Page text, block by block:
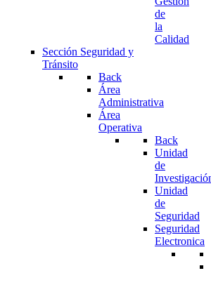
de
la
Calidad
Sección Seguridad y
Tránsito
Back
Área
Administrativa
Área
Operativa
Back
Unidad
de
Unidad
de
Seguridad
Seguridad
Electronica